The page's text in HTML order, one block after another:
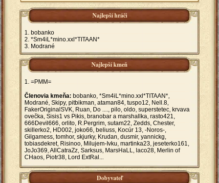
Najlepší hráči
bobanko
*Sm4iL*mino.xxl*TITAAN*
Modrané
Najlepší kmeň
=PMM=
Členovia kmeňa: bobanko, *Sm4iL*mino.xxl*TITAAN*,
Modrané, Skipy, pitbikman, ataman84, tuspo12, Nell.8,
FakerOriginalSVK, Ruan, Do ...., pilo, oldo, superstetec, krvava
ovečka, Sisis1 vs Pikis, branobar a marshallka, rasto421,
666Devil666, orlito, R.Pergrim, sutam22, Zedds, Chester,
skillerko2, HD002, joko66, beliuss, Kocúr 13, -Noros-,
Gilgamess, tomhor, skjurky, Krudan, dusmir, yannickg,
tobiasdekret, Risinoo, Milujem-Ivku, martinka23, jeseterko161,
JoJo369, AllCatraZz, Sarksus, MarsHaLL, laco28, Merlin of
CHaos, Piotr38, Lord ExtRal...
Dobyvateľ